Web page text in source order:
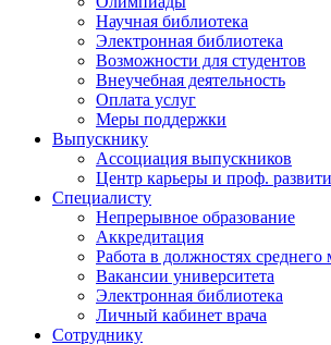
Научная библиотека
Электронная библиотека
Возможности для студентов
Внеучебная деятельность
Оплата услуг
Меры поддержки
Выпускнику
Ассоциация выпускников
Центр карьеры и проф.
Специалисту
Непрерывное образование
Аккредитация
Работа в должностях среднего
Вакансии университета
Электронная библиотека
Личный кабинет врача
Сотруднику